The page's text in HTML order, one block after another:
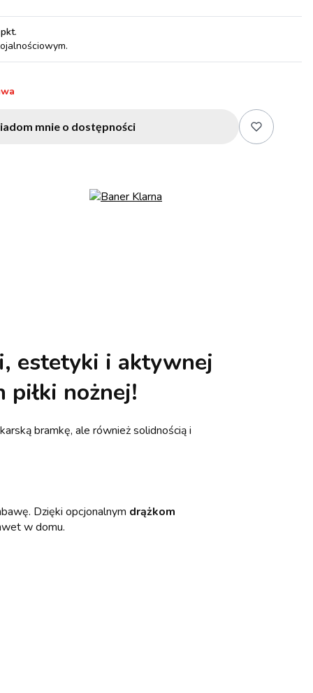
.
mnie o dostępności
estetyki i aktywnej
piłki nożnej!
bramkę, ale również solidnością i
Dzięki opcjonalnym drążkom
w domu.